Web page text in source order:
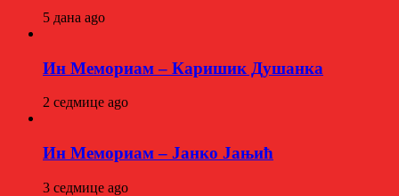
5 дана ago
Ин Мемориам – Каришик Душанка
2 седмице ago
Ин Мемориам – Јанко Јањић
3 седмице ago